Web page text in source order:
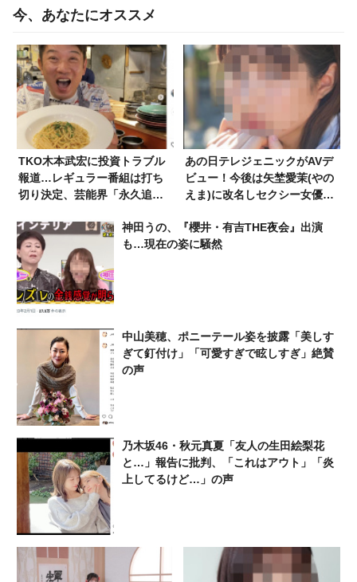
今、あなたにオススメ
TKO木本武宏に投資トラブル
報道…レギュラー番組は打ち
切り決定、芸能界「永久追
あの日テレジェニックがAVデ
ビュー！今後は矢埜愛茉(やの
えま)に改名しセクシー女優と
神田うの、『櫻井・有吉THE夜会』出演
も…現在の姿に騒然
中山美穂、ポニーテール姿を披露「美しす
ぎて釘付け」「可愛すぎで眩しすぎ」絶賛
の声
乃木坂46・秋元真夏「友人の生田絵梨花
と…」報告に批判、「これはアウト」「炎
上してるけど…」の声